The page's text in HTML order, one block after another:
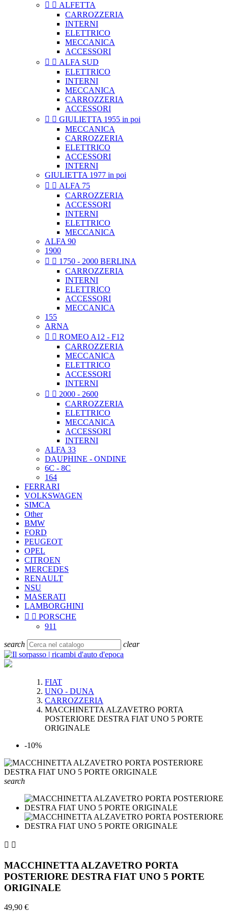
  ALFETTA
CARROZZERIA
INTERNI
ELETTRICO
MECCANICA
ACCESSORI
  ALFA SUD
ELETTRICO
INTERNI
MECCANICA
CARROZZERIA
ACCESSORI
  GIULIETTA 1955 in poi
MECCANICA
CARROZZERIA
ELETTRICO
ACCESSORI
INTERNI
GIULIETTA 1977 in poi
  ALFA 75
CARROZZERIA
ACCESSORI
INTERNI
ELETTRICO
MECCANICA
ALFA 90
1900
  1750 - 2000 BERLINA
CARROZZERIA
INTERNI
ELETTRICO
ACCESSORI
MECCANICA
155
ARNA
  ROMEO A12 - F12
CARROZZERIA
MECCANICA
ELETTRICO
ACCESSORI
INTERNI
  2000 - 2600
CARROZZERIA
ELETTRICO
MECCANICA
ACCESSORI
INTERNI
ALFA 33
DAUPHINE - ONDINE
6C - 8C
164
FERRARI
VOLKSWAGEN
SIMCA
Other
BMW
FORD
PEUGEOT
OPEL
CITROEN
MERCEDES
RENAULT
NSU
MASERATI
LAMBORGHINI
  PORSCHE
911
search clear
FIAT
UNO - DUNA
CARROZZERIA
MACCHINETTA ALZAVETRO PORTA
POSTERIORE DESTRA FIAT UNO 5 PORTE
ORIGINALE
-10%
search
 
MACCHINETTA ALZAVETRO PORTA
POSTERIORE DESTRA FIAT UNO 5 PORTE
ORIGINALE
49,90 €